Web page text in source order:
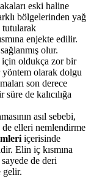
eski haline
bölgelerinden yağ
tutularak
enjekte edilir.
olur.
için oldukça zor bir
olarak dolgu
son derece
de kalıcılığa
asıl sebebi,
elleri nemlendirme
içerisinde
Elin iç kısmına
de deri
gelir.